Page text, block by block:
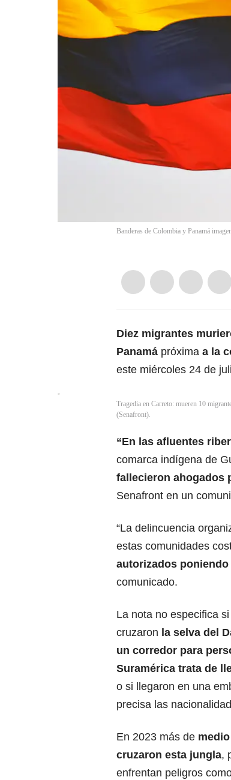
Banderas de Colombia y Panamá
Diez migrantes
Panamá próxima a la
este miércoles 24 de
Tragedia en Carreto: mueren 10
(Senafront).
“En las afluentes
comarca indígena de
fallecieron ahogados
Senafront en un
“La delincuencia
estas comunidades
autorizados
comunicado.
La nota no especifica
cruzaron la selva del
un corredor para
Suramérica trata de
o si llegaron en una
precisa las
En 2023 más de
cruzaron esta jungla,
enfrentan peligros